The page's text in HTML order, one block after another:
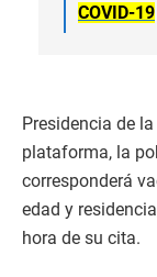
COVID-19
Presidencia de
plataforma, la
corresponderá
edad y
hora de su cita.